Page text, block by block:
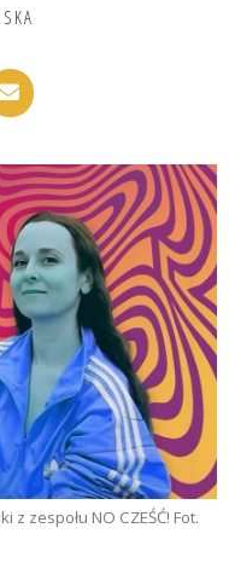
zespołu NO CZEŚĆ! Fot.